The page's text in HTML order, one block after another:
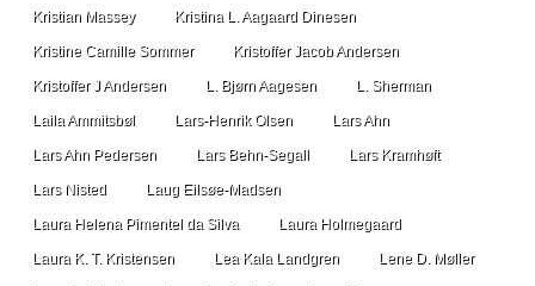
Kristian Massey Kristina L. Aagaard Dinesen
Kristine Camille Sommer Kristoffer Jacob Andersen
Kristoffer J Andersen L. Bjørn Aagesen L. Sherman
Laila Ammitsbøl Lars-Henrik Olsen Lars Ahn
Lars Ahn Pedersen Lars Behn-Segall Lars Kramhøft
Lars Nisted Laug Eilsøe-Madsen
Laura Helena Pimentel da Silva Laura Holmegaard
Laura K. T. Kristensen Lea Kala Landgren Lene D. Møller